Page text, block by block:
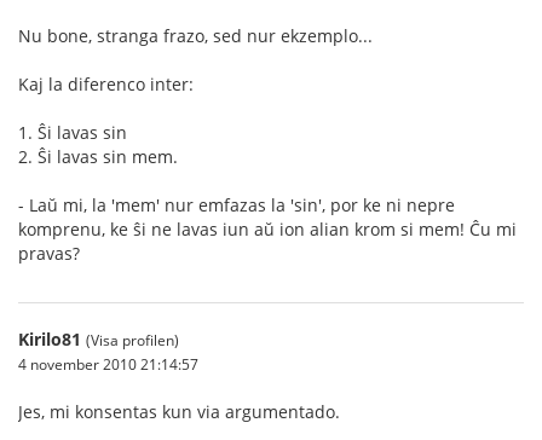
Nu bone, stranga frazo, sed nur ekzemplo...
Kaj la diferenco inter:
1. Ŝi lavas sin
2. Ŝi lavas sin mem.
- Laŭ mi, la 'mem' nur emfazas la 'sin', por ke ni nepre
komprenu, ke ŝi ne lavas iun aŭ ion alian krom si mem! Ĉu mi
pravas?
Kirilo81 (Visa profilen)
4 november 2010 21:14:57
Jes, mi konsentas kun via argumentado.